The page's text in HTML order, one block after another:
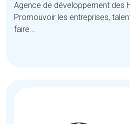
Agence de développement des
Promouvoir les entreprises,
faire...